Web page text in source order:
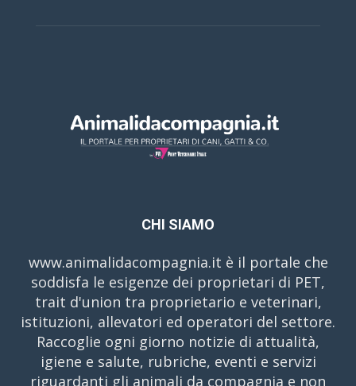
CHI SIAMO
www.animalidacompagnia.it è il portale che
soddisfa le esigenze dei proprietari di PET,
trait d'union tra proprietario e veterinari,
istituzioni, allevatori ed operatori del settore.
Raccoglie ogni giorno notizie di attualità,
igiene e salute, rubriche, eventi e servizi
riguardanti gli animali da compagnia e non